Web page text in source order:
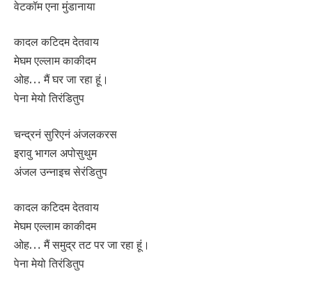
वेटकॉम एना मुंडानाया
कादल कटिदम देतवाय
मेघम एल्लाम काकीदम
ओह… मैं घर जा रहा हूं।
पेना मेयो तिरंडितुप
चन्द्रनं सुरिएनं अंजलकरस
इरावु भागल अपोसुथुम
अंजल उन्नाइच सेरंडितुप
कादल कटिदम देतवाय
मेघम एल्लाम काकीदम
ओह… मैं समुद्र तट पर जा रहा हूं।
पेना मेयो तिरंडितुप